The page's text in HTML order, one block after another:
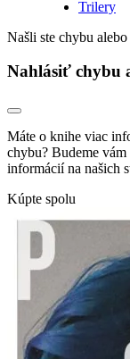
Trilery
Našli ste chybu
Nahlásiť chybu
Máte o knihe viac
chybu? Budeme
informácií na našich
Kúpte spolu